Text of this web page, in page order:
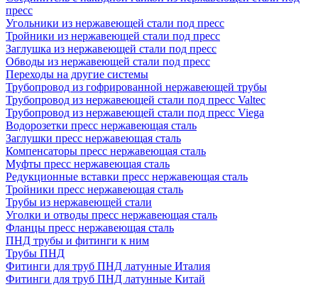
пресс
Угольники из нержавеющей стали под пресс
Тройники из нержавеющей стали под пресс
Заглушка из нержавеющей стали под пресс
Обводы из нержавеющей стали под пресс
Переходы на другие системы
Трубопровод из гофрированной нержавеющей трубы
Трубопровод из нержавеющей стали под пресс Valtec
Трубопровод из нержавеющей стали под пресс Viega
Водорозетки пресс нержавеющая сталь
Заглушки пресс нержавеющая сталь
Компенсаторы пресс нержавеющая сталь
Муфты пресс нержавеющая сталь
Редукционные вставки пресс нержавеющая сталь
Тройники пресс нержавеющая сталь
Трубы из нержавеющей стали
Уголки и отводы пресс нержавеющая сталь
Фланцы пресс нержавеющая сталь
ПНД трубы и фитинги к ним
Трубы ПНД
Фитинги для труб ПНД латунные Италия
Фитинги для труб ПНД латунные Китай